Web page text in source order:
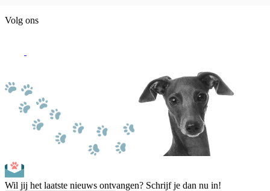
Volg ons
Wil jij het laatste nieuws ontvangen? Schrijf je dan nu in!